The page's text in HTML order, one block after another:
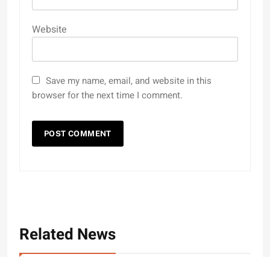
Website
Save my name, email, and website in this
browser for the next time I comment.
Related News